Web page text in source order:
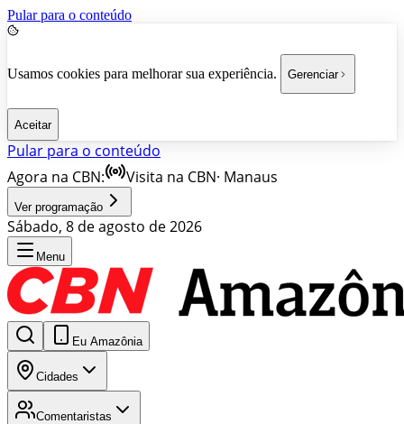
Pular para o conteúdo
Usamos cookies para melhorar sua experiência. Gerenciar
Aceitar
Pular para o conteúdo
Agora na CBN:
Visita na CBN· Manaus
Ver programação
Sábado, 8 de agosto de 2026
Menu
Eu Amazônia
Cidades
Comentaristas